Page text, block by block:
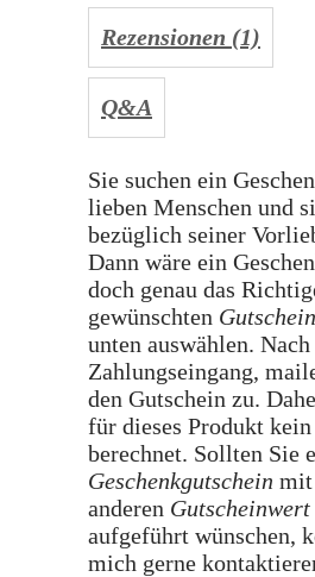
Rezensionen (1)
Q&A
Sie suchen ein
lieben Menschen und
bezüglich seiner
Dann wäre ein
doch genau das
gewünschten Gutschein
unten auswählen. Nach
Zahlungseingang,
den Gutschein zu.
für dieses Produkt
berechnet. Sollten Sie
Geschenkgutschein mit
anderen Gutscheinwert
aufgeführt wünschen,
mich gerne